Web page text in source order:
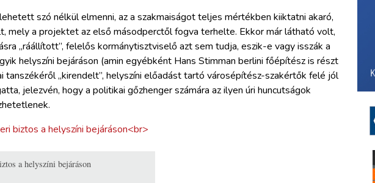
szó nélkül elmenni, az a szakmaiságot teljes mértékben kiiktatni akaró,
mely a projektet az első másodperctől fogva terhelte. Ekkor már látható volt,
„ráállított”, felelős kormánytisztviselő azt sem tudja, eszik-e vagy isszák a
helyszíni bejáráson (amin egyébként Hans Stimman berlini főépítész is részt
tanszékéről „kirendelt”, helyszíni előadást tartó városépítész-szakértők felé jól
jelezvén, hogy a politikai gőzhenger számára az ilyen úri huncutságok
a helyszíni bejáráson